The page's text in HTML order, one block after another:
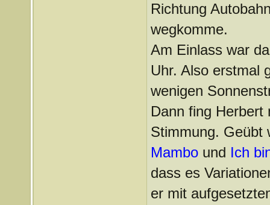
Richtung
wegkomme.
Am Einlass war
Uhr. Also erstmal
wenigen
Dann fing
Stimmung. Geübt
Mambound Ich
dass es
er mit